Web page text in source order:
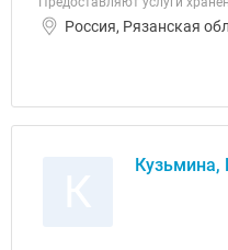
Россия, Рязанская
Кузьмина,